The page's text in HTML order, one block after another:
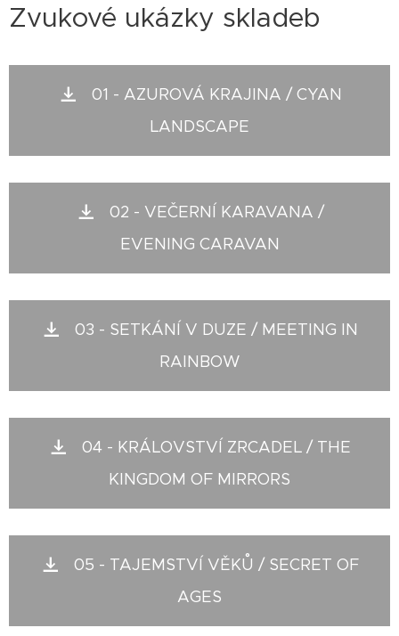
Zvukové ukázky skladeb
01 - AZUROVÁ KRAJINA / CYAN
LANDSCAPE
02 - VEČERNÍ KARAVANA /
EVENING CARAVAN
03 - SETKÁNÍ V DUZE / MEETING IN
RAINBOW
04 - KRÁLOVSTVÍ ZRCADEL / THE
KINGDOM OF MIRRORS
05 - TAJEMSTVÍ VĚKŮ / SECRET OF
AGES